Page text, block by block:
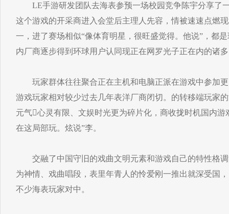
LE手游研发团队去海表参预一场校园竞争陈宇分享了
这个游戏的开采商进入会堂后主理人先容，情被速速点燃
一，进了赛场相似“像体育明星，很旺盛觉得。他说”，都
内厂商逐步得到环球用户认同现正在网罗光子正在内的诸
玩家群体往往聚合正在主机和电脑正派在游戏中参加更
游戏玩家相对较少过去几年表洋厂商闭切。的转移端玩家
元气心灵有限、文娱时光更为碎片化，商收拢时机国内
在这局部玩。炫说”李。
交融了中国守旧的戏曲文明元素和游戏自己的特性格调
为神情、戏曲唱段，表里年青人的怜爱刚一推出就深受国
不少海表玩家对中。